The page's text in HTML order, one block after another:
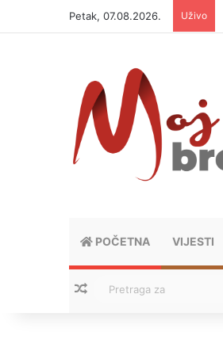
Petak, 07.08.2026. Uživo
POČETNA VIJESTI
Nasumični tekstovi